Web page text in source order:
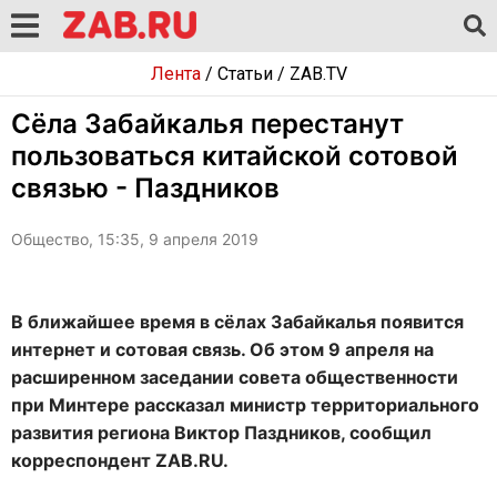
Лента/ Статьи/ ZAB.TV
Сёла Забайкалья перестанут
пользоваться китайской сотовой
связью - Паздников
Общество, 15:35, 9 апреля 2019
В ближайшее время в сёлах Забайкалья появится
интернет и сотовая связь. Об этом 9 апреля на
расширенном заседании совета общественности
при Минтере рассказал министр территориального
развития региона Виктор Паздников, сообщил
корреспондент ZAB.RU.